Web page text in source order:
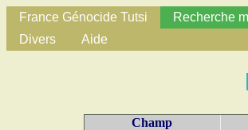
France Génocide Tutsi Recherche
Divers
Aide
Champ